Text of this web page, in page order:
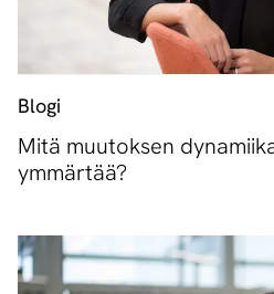
Blogi
Mitä muutoksen
ymmärtää?